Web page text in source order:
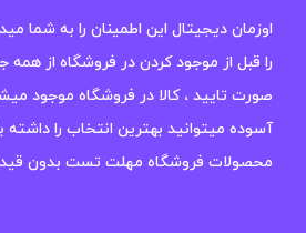
اوزمان دیجیتال این اطمینان را به شما
را قبل از موجود کردن در فروشگاه از
صورت تایید ، کالا در فروشگاه موجود
آسوده میتوانید بهترین انتخاب را داشته
محصولات فروشگاه مهلت تست بدون قید